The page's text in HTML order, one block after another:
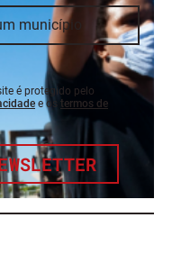
é protegido pelo
e os termos de